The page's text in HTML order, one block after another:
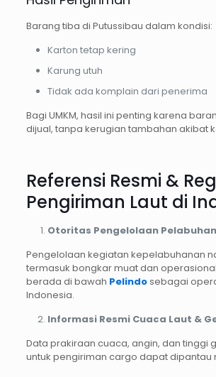
Barang tiba di Putussibau dalam kondisi:
Karton tetap kering
Karung utuh
Tidak ada komplain dari penerima
Bagi UMKM, hasil ini penting karena
dijual, tanpa kerugian tambahan akibat
Referensi Resmi &
Pengiriman Laut di
Otoritas Pengelolaan
Pengelolaan kegiatan kepelabuhanan
termasuk bongkar muat dan
berada di bawah Pelindosebagai
Indonesia.
Informasi Resmi Cuaca Laut &
Data prakiraan cuaca, angin, dan tinggi
untuk pengiriman cargo dapat dipantau